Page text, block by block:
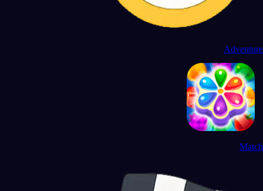
Adventure
Match